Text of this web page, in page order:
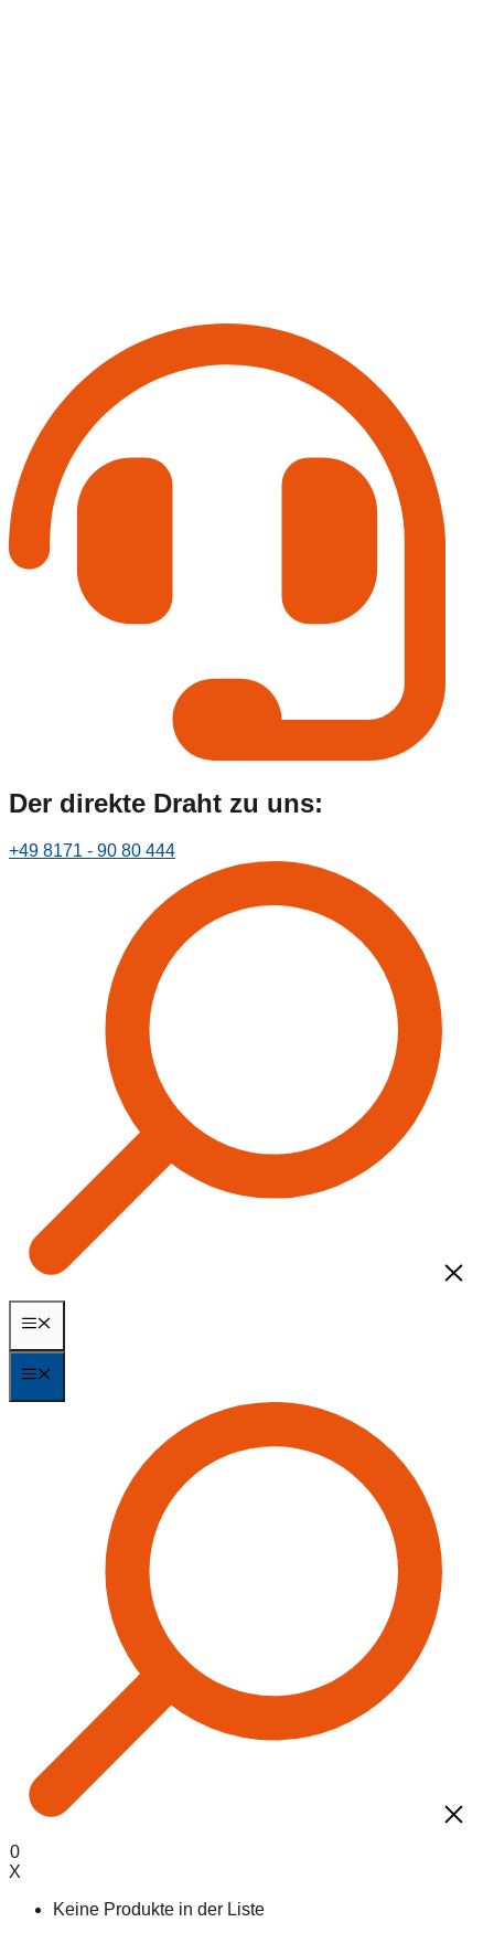
Der direkte Draht zu uns:
+49 8171 - 90 80 444
MENÃ¼
0
X
Keine Produkte in der Liste